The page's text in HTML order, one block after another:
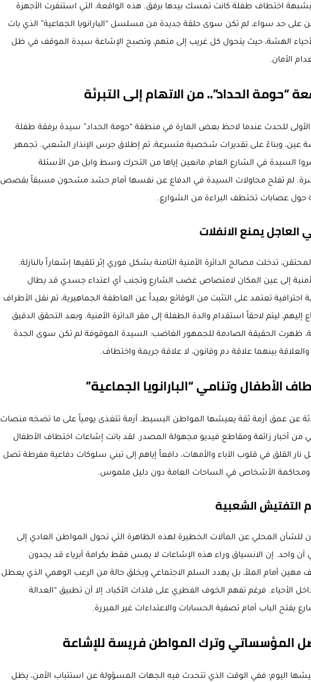
بشبهة اختطاف طفلة كانت تمسك بيدها برفق. هذه الواقعة، التي استنفرت الأجهزة
على حد سواء، لم تكن سوى حلقة جديدة من مسلسل “البارانويا الجماعية” الذي بات
الهشة، حيث يتحول كل غريب إلى متهم، وتصبح الإشاعة سيدة الموقف في ظل
الأمان.
“حومة الحداد”.. من الاتهام إلى التبرئة
للحدث عندما لاحظ بعض المارة في منطقة “حومة الحداد” سيدة برفقة طفلة
عين، وبناءً على تقديرات شخصية متسرعة، تم إطلاق جرس الإنذار الشعبي. تجمهر
السيدة في الشارع العام، مانعين إياها من التحرك وسط وابل من الأسئلة
لم تفلح محاولات السيدة في الدفاع عن نفسها أمام حشد مشحون مسبقاً بقصص
حول عصابات تختطف البراءة من الشوارع.
العاجل يمنع الانفلات
تدخلت مصالح الدائرة الأمنية الثامنة بشكل فوري إثر تلقيها إشعاراً بالنازلة.
إلى عين المكان لامتصاص غضب الشارع وتجنب أي اعتداء جسدي قد يطال
احترافية تعتمد على التثبت من الوقائع بعيداً عن العاطفة الجماهيرية، تم نقل الأطراف
إليهم، ليتم لاحقاً استقدام والدة الطفلة إلى مقر الدائرة الأمنية. وبعد التحقق الدقيق
ظهرت الحقيقة الصادمة للجمهور الغاضب: السيدة الموقوفة لم تكن سوى الجدة
بينهما علاقة دم وقانون، لا علاقة جريمة واختطاف.
الأطفال وتنامي “البارانويا الجماعية”
عن عمق أزمة ثقة يعيشها المواطن البسيط، أزمة تتغذى يومياً على ما تضخه منصات
من أخبار زائفة ومقاطع فيديو مجهولة المصدر. لقد باتت إشاعات اختطاف الأطفال
نار القلق في قلوب الآباء والأمهات، دافعاً إياهم إلى تبني سلوكات دفاعية مفرطة تصل
ومحاكمة الأشخاص في الساحات العامة دون دليل ملموس.
التفتيش الشعبية
للشأن المحلي عن المآلات الخطيرة لهذه الظاهرة التي تحول المواطن العادي إلى
واحد. إن الانسياق وراء هذه الإشاعات لا يمس فقط بكرامة أبرياء قد يجدون
أمام الملأ، بل يهدد السلم الاجتماعي ويخلق حالة من الرعب الوهمي الذي يعطل
الأحياء. فرغم تفهم الخوف الفطري على فلذات الأكباد، إلا أن تطبيق “العدالة
يفتح الباب أمام تصفية الحسابات والاعتداءات غير المبررة.
المؤسساتي وترك المواطن فريسة للإشاعة
اليوم؛ ففي الوقت الذي تتحدث فيه الجهات المسؤولة عن استتباب الأمن، يظل